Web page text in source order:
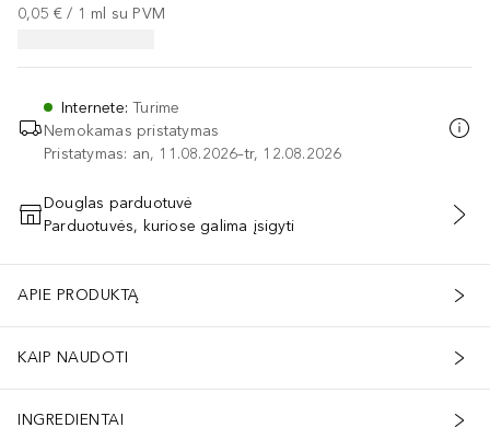
0,05 € / 1 ml su PVM
Internete:Turime
Nemokamas pristatymas
Pristatymas: an, 11.08.2026–tr, 12.08.2026
PRIDĖTI Į KREPŠELĮ
Douglas parduotuvė
Parduotuvės, kuriose galima įsigyti
APIE PRODUKTĄ
KAIP NAUDOTI
INGREDIENTAI